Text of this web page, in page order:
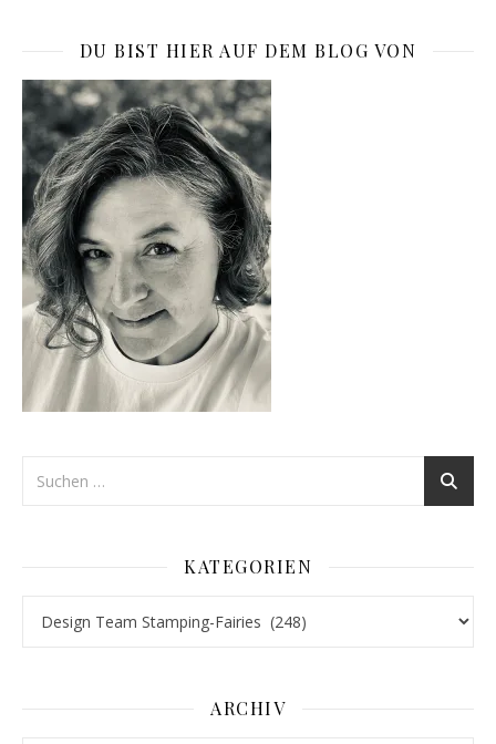
DU BIST HIER AUF DEM BLOG VON
KATEGORIEN
ARCHIV